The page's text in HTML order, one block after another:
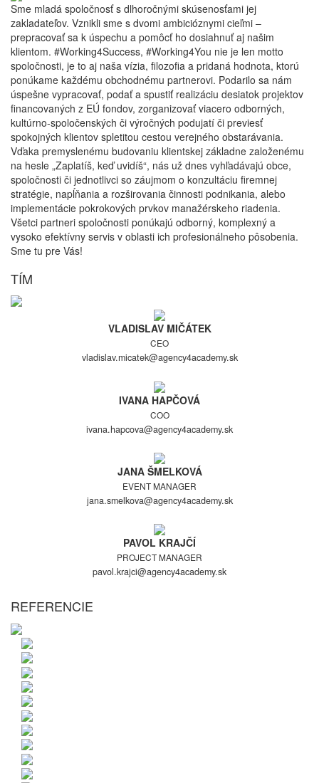
Sme mladá spoločnosť s dlhoročnými skúsenosťami jej
zakladateľov. Vznikli sme s dvomi ambicióznymi cieľmi –
prepracovať sa k úspechu a pomôcť ho dosiahnuť aj našim
klientom. #Working4Success, #Working4You nie je len motto
spoločnosti, je to aj naša vízia, filozofia a pridaná hodnota, ktorú
ponúkame každému obchodnému partnerovi. Podarilo sa nám
úspešne vypracovať, podať a spustiť realizáciu desiatok projektov
financovaných z EÚ fondov, zorganizovať viacero odborných,
kultúrno-spoločenských či výročných podujatí či previesť
spokojných klientov spletitou cestou verejného obstarávania.
Vďaka premyslenému budovaniu klientskej základne založenému
na hesle „Zaplatíš, keď uvidíš“, nás už dnes vyhľadávajú obce,
spoločnosti či jednotlivci so záujmom o konzultáciu firemnej
stratégie, napĺňania a rozširovania činnosti podnikania, alebo
implementácie pokrokových prvkov manažérskeho riadenia.
Všetci partneri spoločnosti ponúkajú odborný, komplexný a
vysoko efektívny servis v oblasti ich profesionálneho pôsobenia.
Sme tu pre Vás!
TÍM
VLADISLAV MIČÁTEK
CEO
vladislav.micatek@agency4academy.sk
IVANA HAPČOVÁ
COO
ivana.hapcova@agency4academy.sk
JANA ŠMELKOVÁ
EVENT MANAGER
jana.smelkova@agency4academy.sk
PAVOL KRAJČÍ
PROJECT MANAGER
pavol.krajci@agency4academy.sk
REFERENCIE